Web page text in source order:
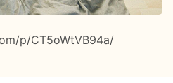
p/CT5oWtVB94a/